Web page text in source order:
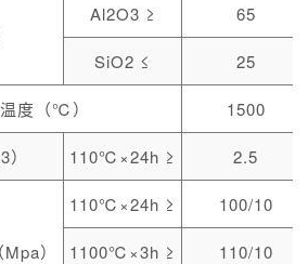
Al2O3 ≥ 65
SiO2 ≤ 25
度（℃） 1500
110℃×24h ≥ 2.5
）
110℃×24h ≥ 100/10
1100℃×3h ≥ 110/10